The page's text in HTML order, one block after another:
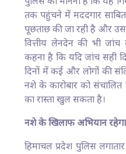
तक पहुंचने में मददगार
पूछताछ की जा रही है और
वित्तीय लेनदेन की भी जांच
कहना है कि यदि जांच सही
दिनों में कई और लोगों की
नशे के कारोबार को संचालित
का रास्ता खुल सकता है।
नशे के खिलाफ अभियान रहेगा
हिमाचल प्रदेश पुलिस